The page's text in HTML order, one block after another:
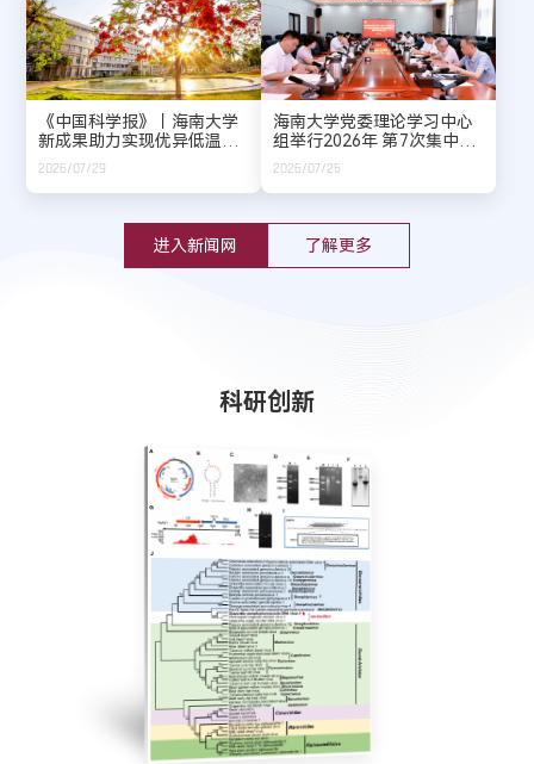
《中国科学报》丨海南大学
新成果助力实现优异低温氧
离子导电性
2026/07/29
海南大学党委理论学习中心
组举行2026年 第7次集中学
习会暨树立和践行正确政绩
观 学习教育专题研讨会
2026/07/25
进入新闻网 了解更多
科研创新